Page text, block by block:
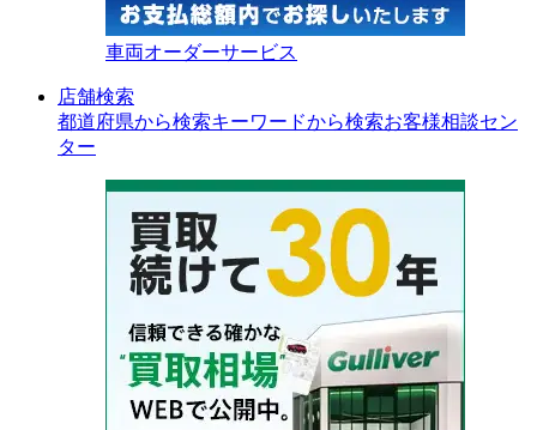
車両オーダーサービス
店舗検索
都道府県から検索キーワードから検索お客様相談セン
ター